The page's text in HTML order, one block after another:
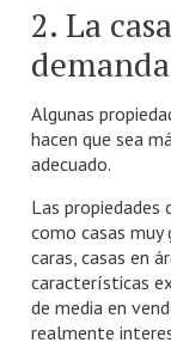
2. La
Algunas
hacen que sea
adecuado.
Las propiedades
como casas muy
caras, casas en
características
de media en
realmente